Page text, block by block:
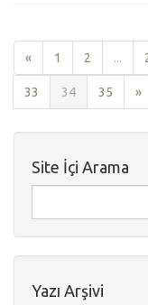
« 1 2 ...
33 34 35 »
Site İçi Arama
Yazı Arşivi